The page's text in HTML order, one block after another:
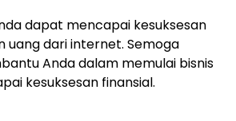
dapat mencapai kesuksesan
uang dari internet. Semoga
Anda dalam memulai bisnis
kesuksesan finansial.